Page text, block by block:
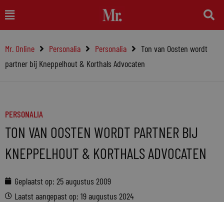
naar
inhoud
Main
Menu
Mr. Online Personalia Personalia
Ton van Oosten wordt
partner bij Kneppelhout & Korthals Advocaten
PERSONALIA
TON VAN OOSTEN WORDT PARTNER BIJ
KNEPPELHOUT & KORTHALS ADVOCATEN
Geplaatst op: 25 augustus 2009
Laatst aangepast op: 19 augustus 2024